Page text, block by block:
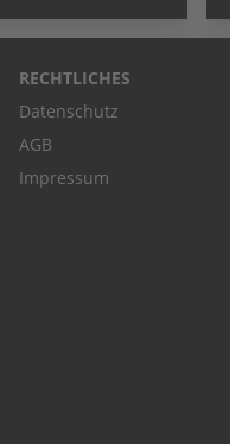
RECHTLICHES
Datenschutz
AGB
Impressum